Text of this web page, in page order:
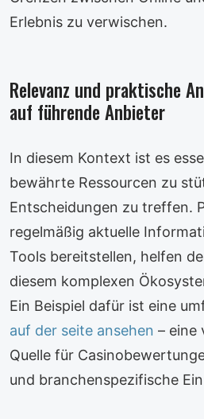
Erlebnis zu verwischen.
Relevanz und praktische
auf führende Anbieter
In diesem Kontext ist es
bewährte Ressourcen zu
Entscheidungen zu treffen.
regelmäßig aktuelle
Tools bereitstellen, helfen
diesem komplexen
Ein Beispiel dafür ist eine
auf der seite ansehen – eine
Quelle für
und branchenspezifische